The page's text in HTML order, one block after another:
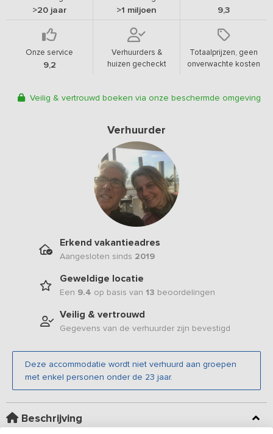
>20 jaar >1 miljoen 9,3
Onze service
9,2
Verhuurders &
huizen gecheckt
Totaalprijzen, geen
onverwachte kosten
Veilig & vertrouwd boeken via onze beschermde omgeving
Verhuurder
Erkend vakantieadres
Aangesloten sinds 2019
Geweldige locatie
Een 9.4 op basis van 13 beoordelingen
Veilig & vertrouwd
Gegevens van de verhuurder zijn bevestigd
Deze accommodatie wordt niet verhuurd aan groepen
met enkel personen onder de 23 jaar.
Beschrijving